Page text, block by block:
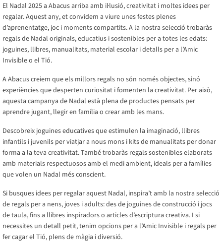
El Nadal 2025 a Abacus arriba amb il·lusió, creativitat i moltes idees per
regalar. Aquest any, et convidem a viure unes festes plenes
d’aprenentatge, joc i moments compartits. A la nostra selecció trobaràs
regals de Nadal originals, educatius i sostenibles per a totes les edats:
joguines, llibres, manualitats, material escolar i detalls per a l’Amic
Invisible o el Tió.
A Abacus creiem que els millors regals no són només objectes, sinó
experiències que desperten curiositat i fomenten la creativitat. Per això,
aquesta campanya de Nadal està plena de productes pensats per
aprendre jugant, llegir en família o crear amb les mans.
Descobreix joguines educatives que estimulen la imaginació, llibres
infantils i juvenils per viatjar a nous mons i kits de manualitats per donar
forma a la teva creativitat. També trobaràs regals sostenibles elaborats
amb materials respectuosos amb el medi ambient, ideals per a famílies
que volen un Nadal més conscient.
Si busques idees per regalar aquest Nadal, inspira’t amb la nostra selecció
de regals per a nens, joves i adults: des de joguines de construcció i jocs
de taula, fins a llibres inspiradors o articles d’escriptura creativa. I si
necessites un detall petit, tenim opcions per a l’Amic Invisible i regals per
fer cagar el Tió, plens de màgia i diversió.